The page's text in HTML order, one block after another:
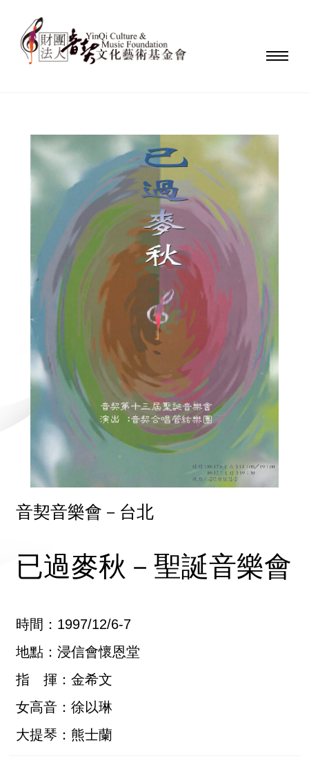
音契音樂會－台北
已過麥秋－聖誕音樂會
時間：1997/12/6-7
地點：浸信會懷恩堂
指 揮：金希文
女高音：徐以琳
大提琴：熊士蘭